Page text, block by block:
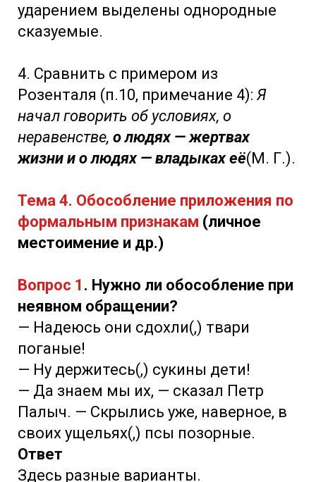
ударением выделены однородные
сказуемые.
4. Сравнить с примером из
Розенталя (п.10, примечание 4): Я
начал говорить об условиях, о
неравенстве, о людях — жертвах
жизни и о людях — владыках её(М. Г.).
Тема 4. Обособление приложения по
формальным признакам (личное
местоимение и др.)
Вопрос 1 . Нужно ли обособление при
неявном обращении?
— Надеюсь они сдохли(,) твари
поганые!
— Ну держитесь(,) сукины дети!
— Да знаем мы их, — сказал Петр
Палыч. — Скрылись уже, наверное, в
своих ущельях(,) псы позорные.
Ответ
Здесь разные варианты.